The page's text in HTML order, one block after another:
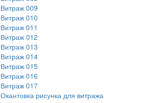
Витраж 009
Витраж 010
Витраж 011
Витраж 012
Витраж 013
Витраж 014
Витраж 015
Витраж 016
Витраж 017
Окантовка рисунка для витража